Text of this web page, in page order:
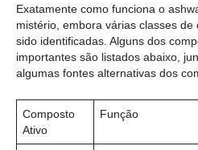
Exatamente como funciona o
mistério, embora várias classes
sido identificadas. Alguns dos
importantes são listados abaixo,
algumas fontes alternativas dos
Composto
Ativo
Função